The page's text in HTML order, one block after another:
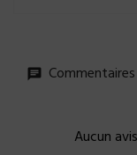
Aucun